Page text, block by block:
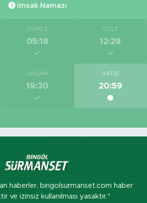
İmsak Namazı
GÜNEŞ
05:18
ÖĞLE
12:29
AKŞAM
19:30
YATSI
20:59
haberler, bingolsurmanset.com haber
ve izinsiz kullanılması yasaktır."